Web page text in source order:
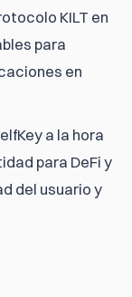
KILT en
para
en
a la hora
para DeFi y
del usuario y